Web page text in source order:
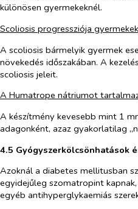
különösen gyermekeknél.
Scoliosis progressziója
A scoliosis bármelyik gyermek
növekedés időszakában. A
scoliosis jeleit.
A Humatrope nátriumot
A készítmény kevesebb mint 1
adagonként, azaz gyakorlatilag
4.5 Gyógyszerkölcsönhatások
Azoknál a diabetes mellitusban
egyidejűleg szomatropint
egyéb antihyperglykaemiás